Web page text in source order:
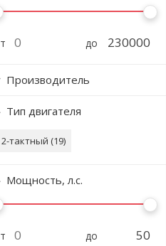
до
Производитель
Тип двигателя
2-тактный (19)
Мощность, л.с.
до